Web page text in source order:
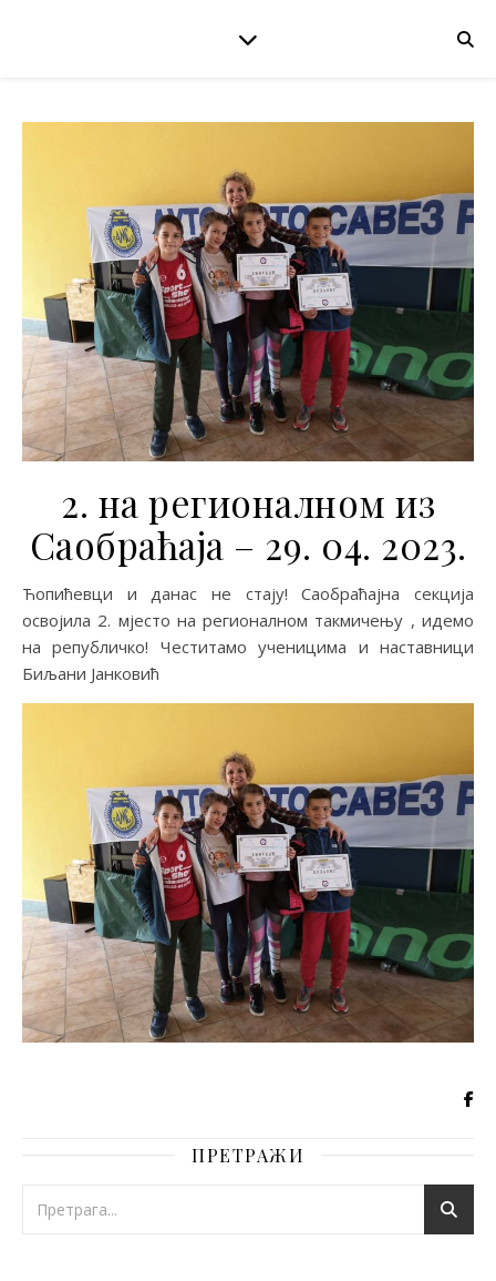
2. на регионалном из
Саобраћаја – 29. 04. 2023.
Ћопићевци и данас не стају! Саобраћајна секција
освојила 2. мјесто на регионалном такмичењу , идемо
на републичко! Честитамо ученицима и наставници
Биљани Јанковић
ПРЕТРАЖИ